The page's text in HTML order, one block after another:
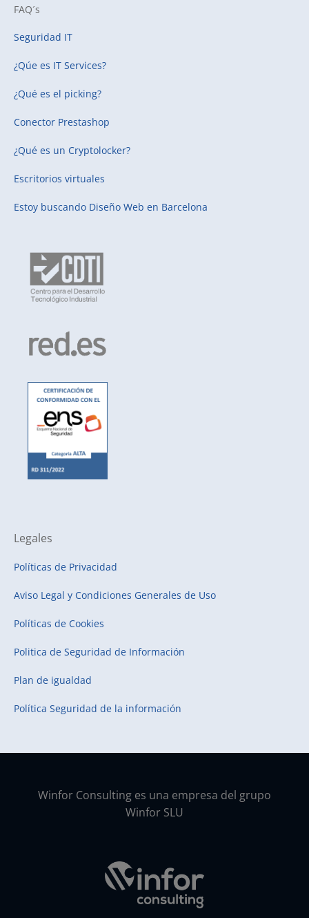
FAQ´s
Seguridad IT
¿Qúe es IT Services?
¿Qué es el picking?
Conector Prestashop
¿Qué es un Cryptolocker?
Escritorios virtuales
Estoy buscando Diseño Web en Barcelona
Legales
Políticas de Privacidad
Aviso Legal y Condiciones Generales de Uso
Políticas de Cookies
Politica de Seguridad de Información
Plan de igualdad
Política Seguridad de la información
Winfor Consulting es una empresa del grupo
Winfor SLU